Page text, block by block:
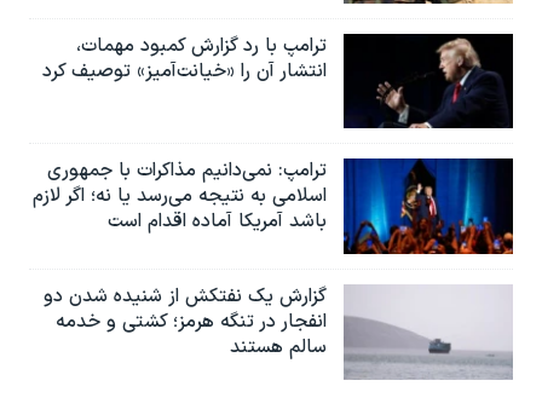
ترامپ با رد گزارش کمبود مهمات،
انتشار آن را «خیانت‌آمیز» توصیف کرد
ترامپ: نمی‌دانیم مذاکرات با جمهوری
اسلامی به نتیجه می‌رسد یا نه؛ اگر لازم
باشد آمریکا آماده اقدام است
گزارش یک نفتکش از شنیده شدن دو
انفجار در تنگه هرمز؛ کشتی و خدمه
سالم هستند